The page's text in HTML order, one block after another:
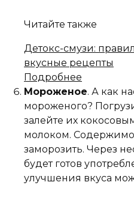
Читайте также
Детокс-смузи:
вкусные рецепты
Подробнее
Мороженое. А как
мороженого?
залейте их
молоком.
заморозить. Через
будет готов
улучшения вкуса